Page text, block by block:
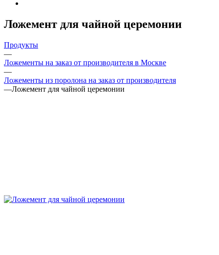
Ложемент для чайной церемонии
Продукты
—
Ложементы на заказ от производителя в Москве
—
Ложементы из поролона на заказ от производителя
—Ложемент для чайной церемонии